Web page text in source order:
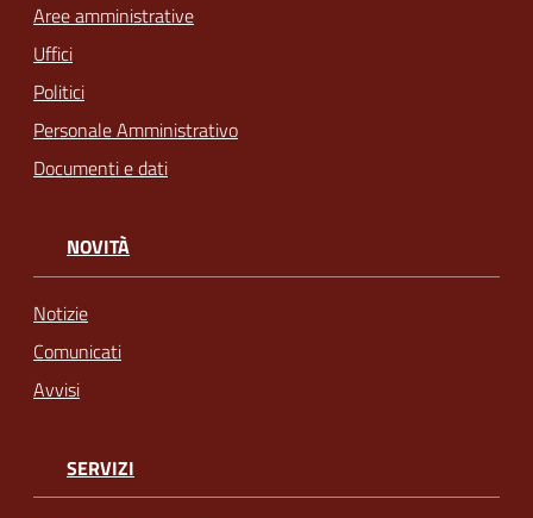
Aree amministrative
Uffici
Politici
Personale Amministrativo
Documenti e dati
NOVITÀ
Notizie
Comunicati
Avvisi
SERVIZI